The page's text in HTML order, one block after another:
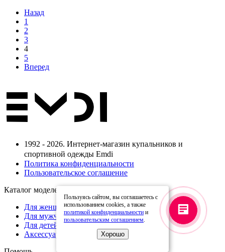
Назад
1
2
3
4
5
Вперед
1992 - 2026. Интернет-магазин купальников и
спортивной одежды Emdi
Политика конфиденциальности
Пользовательское соглашение
Каталог моделей
Для женщин
Для мужчин
Для детей
Аксессуары
Пользуясь сайтом, вы соглашаетесь с
использованием cookies, а также
политикой конфиденциальности и
пользовательским соглашением.
Хорошо